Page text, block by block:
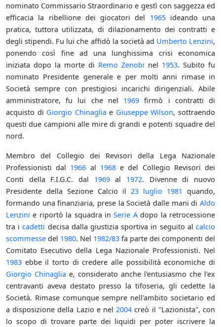
nominato Commissario Straordinario e gestì con saggezza ed
efficacia la ribellione dei giocatori del 1965ideando una
pratica, tuttora utilizzata, di dilazionamento dei contratti e
degli stipendi. Fu lui che affidò la società ad Umberto Lenzini,
ponendo così fine ad una lunghissima crisi economica
iniziata dopo la morte di Remo Zenobi nel 1953. Subito fu
nominato Presidente generale e per molti anni rimase in
Società sempre con prestigiosi incarichi dirigenziali. Abile
amministratore, fu lui che nel 1969 firmò i contratti di
acquisto di Giorgio Chinaglia e Giuseppe Wilson, sottraendo
questi due campioni alle mire di grandi e potenti squadre del
nord.
Membro del Collegio dei Revisori della Lega Nazionale
Professionisti dal 1966 al 1968e del Collegio Revisori dei
Conti della F.I.G.C. dal 1969al 1972. Divenne di nuovo
Presidente della Sezione Calcio il 23 luglio 1981 quando,
formando una finanziaria, prese la Società dalle mani di Aldo
Lenzini e riportò la squadra inSerie Adopo la retrocessione
tra icadetti decisa dalla giustizia sportiva in seguito alcalcio
scommesse del 1980. Nel 1982/83 fa parte dei componenti del
Comitato Esecutivo della Lega Nazionale Professionisti. Nel
1983 ebbe il torto di credere alle possibilità economiche di
Giorgio Chinaglia e, considerato anche l'entusiasmo che l'ex
centravanti aveva destato presso la tifoseria, gli cedette la
Società. Rimase comunque sempre nell'ambito societario ed
a disposizione della Lazio e nel2004 creò il "Lazionista", con
lo scopo di trovare parte dei liquidi per poter iscrivere la